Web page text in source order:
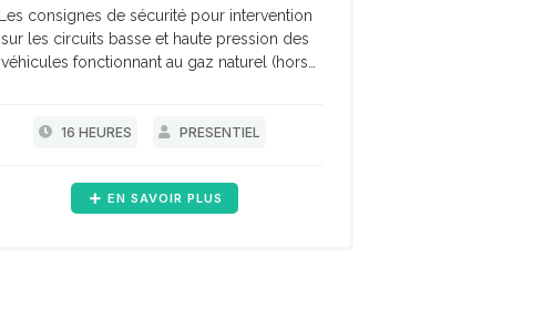
Les consignes de sécurité pour intervention
sur les circuits basse et haute pression des
véhicules fonctionnant au gaz naturel (hors
16 HEURES PRESENTIEL
EN SAVOIR PLUS